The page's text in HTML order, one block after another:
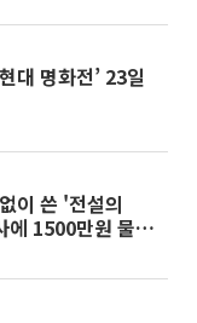
대 명화전’ 23일
이 쓴 '전설의
1500만원 물어